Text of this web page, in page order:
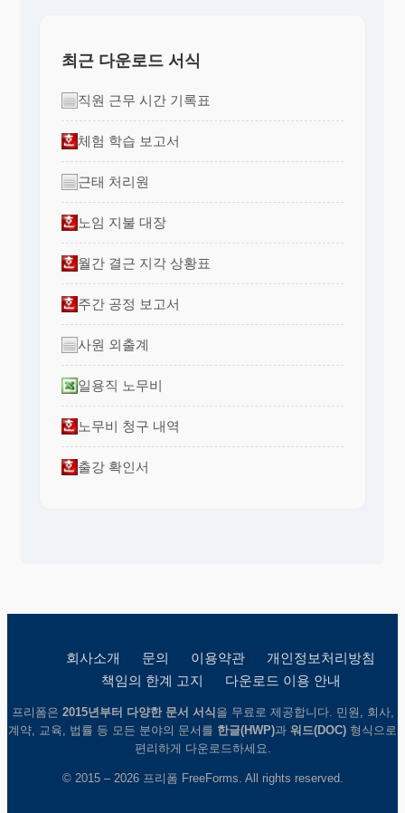
최근 다운로드 서식
직원 근무 시간 기록표
체험 학습 보고서
근태 처리원
노임 지불 대장
월간 결근 지각 상황표
주간 공정 보고서
사원 외출계
일용직 노무비
노무비 청구 내역
출강 확인서
회사소개 문의 이용약관
개인정보처리방침
책임의 한계 고지
다운로드 이용 안내
프리폼은 2015년부터 다양한 문서 서식 을 무료로 제공합니다. 민원, 회사,
계약, 교육, 법률 등 모든 분야의 문서를 한글(HWP)과 워드(DOC) 형식으로
편리하게 다운로드하세요.
© 2015 – 2026 프리폼 FreeForms. All rights reserved.